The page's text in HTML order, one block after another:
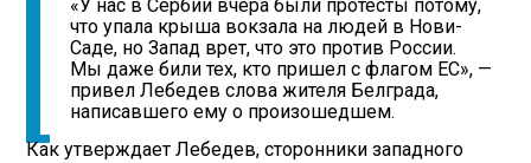
«У нас в Сербии вчера были протесты потому,
что упала крыша вокзала на людей в Нови-
Саде, но Запад врет, что это против России.
Мы даже били тех, кто пришел с флагом ЕС», —
привел Лебедев слова жителя Белграда,
написавшего ему о произошедшем.
Как утверждает Лебедев, сторонники западного